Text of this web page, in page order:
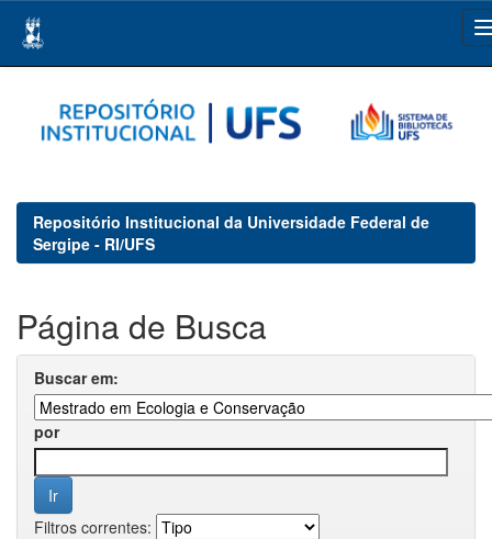
navigation
Repositório Institucional da Universidade Federal de
Sergipe - RI/UFS
Página de Busca
Buscar em:
por
Filtros correntes: